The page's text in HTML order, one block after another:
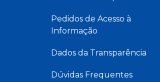
Pedidos de Acesso à
Informação
Dados da Transparência
Dúvidas Frequentes